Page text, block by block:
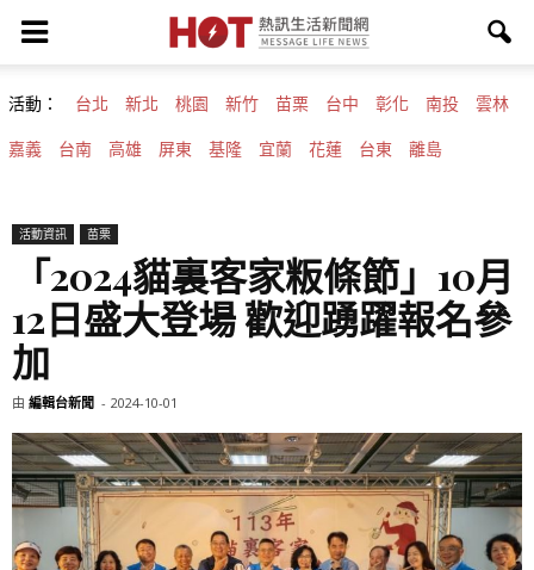
活動： 台北 新北 桃園 新竹 苗栗 台中 彰化 南投 雲林
嘉義 台南 高雄 屏東 基隆 宜蘭 花蓮 台東 離島
活動資訊 苗栗
「2024貓裏客家粄條節」10月
12日盛大登場 歡迎踴躍報名參
加
由 編輯台新聞 - 2024-10-01